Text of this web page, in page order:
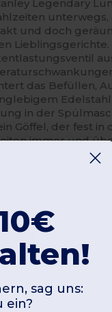
Legendary
unterwegs,
und doch
das Befüllen,
in der
Göffel, der fest
immer und
sag uns:
ein?